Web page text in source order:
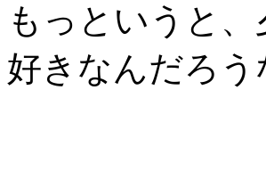
もっというと
好きなんだろう